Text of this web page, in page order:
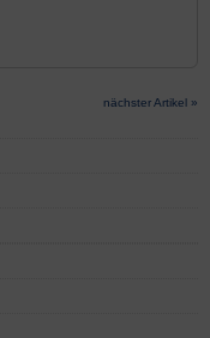
nächster Artikel »